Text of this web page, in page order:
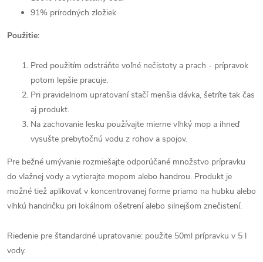
91% prírodných zložiek
Použitie:
Pred použitím odstráňte voľné nečistoty a prach - prípravok
potom lepšie pracuje.
Pri pravidelnom upratovaní stačí menšia dávka, šetríte tak čas
aj produkt.
Na zachovanie lesku používajte mierne vlhký mop a ihneď
vysušte prebytočnú vodu z rohov a spojov.
Pre bežné umývanie rozmiešajte odporúčané množstvo prípravku
do vlažnej vody a vytierajte mopom alebo handrou. Produkt je
možné tiež aplikovať v koncentrovanej forme priamo na hubku alebo
vlhkú handričku pri lokálnom ošetrení alebo silnejšom znečistení.
Riedenie pre štandardné upratovanie: použite 50ml prípravku v 5 l
vody.